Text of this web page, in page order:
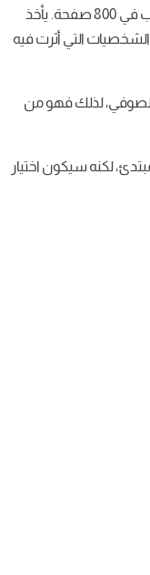
يعتبر كتاب التجليات من أكبر الكتب التي أصدرها الكاتب الكبير جمال الغيطاني حيث يقع الكتاب في 800 صفحة. يأخذ
الشخصيات التي أثرت فيه
لذلك فهو من
لكنه سيكون اختيار